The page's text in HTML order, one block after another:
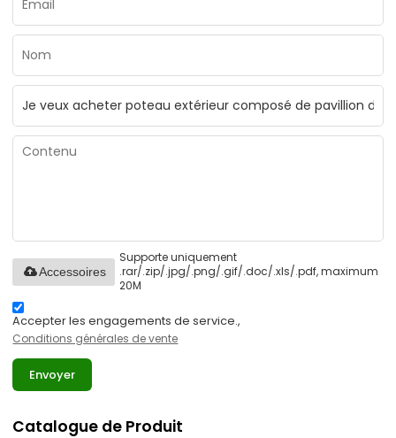
Supporte uniquement
.rar/.zip/.jpg/.png/.gif/.doc/.xls/.pdf, maximum
20M
Accessoires
Accepter les engagements de service.,
Conditions générales de vente
Envoyer
Catalogue de Produit